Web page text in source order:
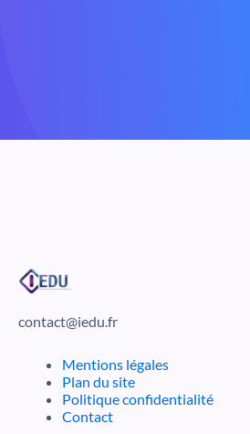
contact@iedu.fr
Mentions légales
Plan du site
Politique confidentialité
Contact